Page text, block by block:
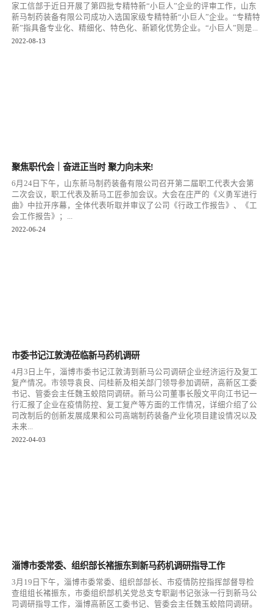
家工信部于近日开展了第四批专精特新“小巨人”企业的评审工作，山东
新马制药装备有限公司成功入选国家级专精特新“小巨人”企业。“专精特
新”指具备专业化、精细化、特色化、新颖化优势企业。“小巨人”则是...
2022-08-13
聚焦职代会｜奋进正当时 聚力向未来!
6月24日下午，山东新马制药装备有限公司召开第二届职工代表大会第
二次会议，职工代表及新马工匠参加会议。大会在庄严的《义勇军进行
曲》中拉开序幕，全体代表听取并审议了公司《行政工作报告》、《工
会工作报告》；...
2022-06-24
市委书记江敦涛莅临新马药机调研
4月3日上午，淄博市委书记江敦涛到新马公司调研企业经济运行及复工
复产情况。市领导袁良、闫桂新及相关部门领导参加调研，高新区工委
书记、管委会主任魏玉蛟陪同调研。新马公司董事长殷文平向江书记一
行汇报了企业在疫情防控、复工复产等方面的工作情况，详细介绍了公
司改制后的创新发展成果和公司高端制药装备产业化项目建设情况以及
未来...
2022-04-03
淄博市委常委、组织部长褚振东到新马药机调研指导工作
3月19日下午，淄博市委常委、组织部部长、市疫情防控指挥部督导检
查组组长褚振东，市委组织部机关党总支专职副书记张泳一行到新马公
司调研指导工作，淄博高新区工委书记、管委会主任魏玉蛟陪同调研。